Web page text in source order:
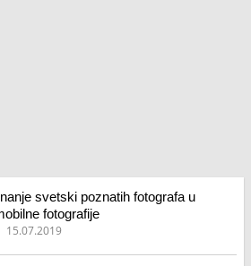
svetski poznatih fotografa u
fotografije
15.07.2019